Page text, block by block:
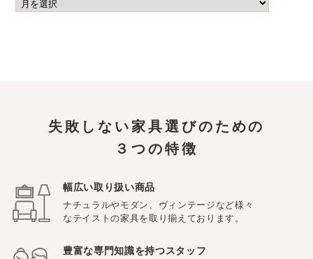
失敗しない家具選びのための
３つの特徴
幅広い取り扱い商品
ナチュラルやモダン、ヴィンテージなど様々
なテイストの家具を取り揃えております。
豊富な専門知識を持つスタッフ